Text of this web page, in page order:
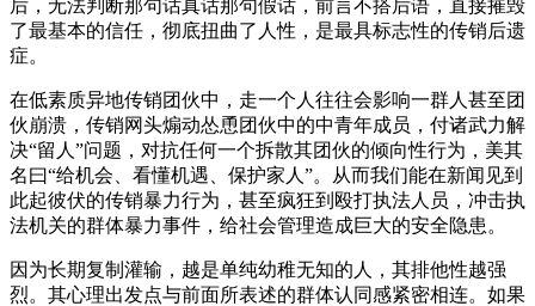
后，无法判断那句话真话那句假话，前言不搭后语，直接摧毁
了最基本的信任，彻底扭曲了人性，是最具标志性的传销后遗
症。
在低素质异地传销团伙中，走一个人往往会影响一群人甚至团
伙崩溃，传销网头煽动怂恿团伙中的中青年成员，付诸武力解
决“留人”问题，对抗任何一个拆散其团伙的倾向性行为，美其
名曰“给机会、看懂机遇、保护家人”。从而我们能在新闻见到
此起彼伏的传销暴力行为，甚至疯狂到殴打执法人员，冲击执
法机关的群体暴力事件，给社会管理造成巨大的安全隐患。
因为长期复制灌输，越是单纯幼稚无知的人，其排他性越强
烈。其心理出发点与前面所表述的群体认同感紧密相连。如果